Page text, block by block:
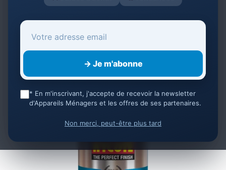
Appareils de Bricolage et Jardinage
→ Je m'abonne
* En m'inscrivant, j'accepte de recevoir la newsletter
d'Appareils Ménagers et les offres de ses partenaires.
Non merci, peut-être plus tard